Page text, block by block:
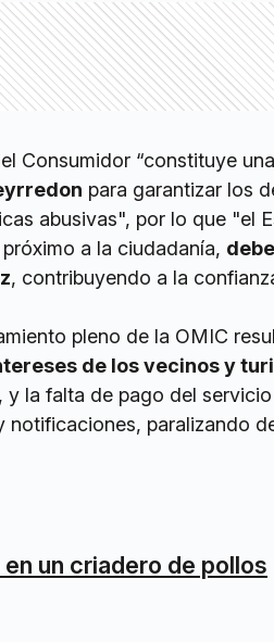
Consumidor “constituye una
para garantizar los
abusivas", por lo que "el
a la ciudadanía,
, contribuyendo a la
pleno de la OMIC
de los vecinos y
y la falta de pago del
paralizando
un criadero de pollos